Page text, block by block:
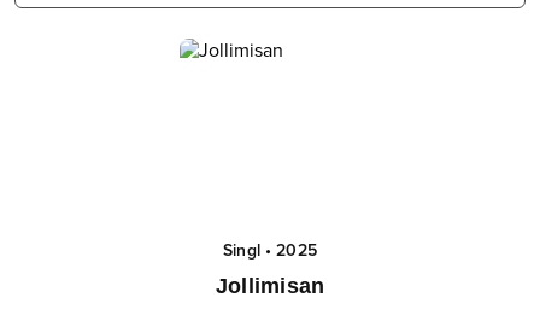
Singl•2025
Jollimisan